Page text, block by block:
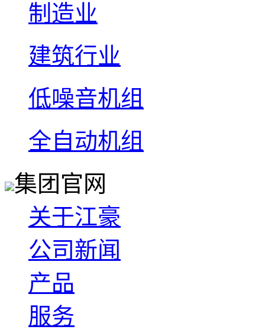
制造业
建筑行业
低噪音机组
全自动机组
集团官网
关于江豪
公司新闻
产品
服务